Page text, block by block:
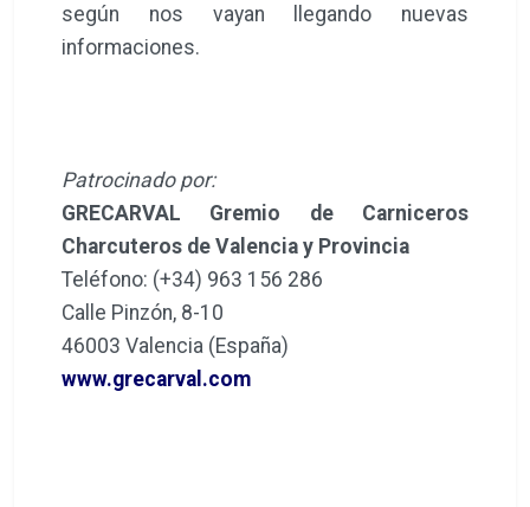
según nos vayan llegando nuevas
informaciones.
Patrocinado por:
GRECARVAL Gremio de Carniceros
Charcuteros de Valencia y Provincia
Teléfono: (+34) 963 156 286
Calle Pinzón, 8-10
46003 Valencia (España)
www.grecarval.com